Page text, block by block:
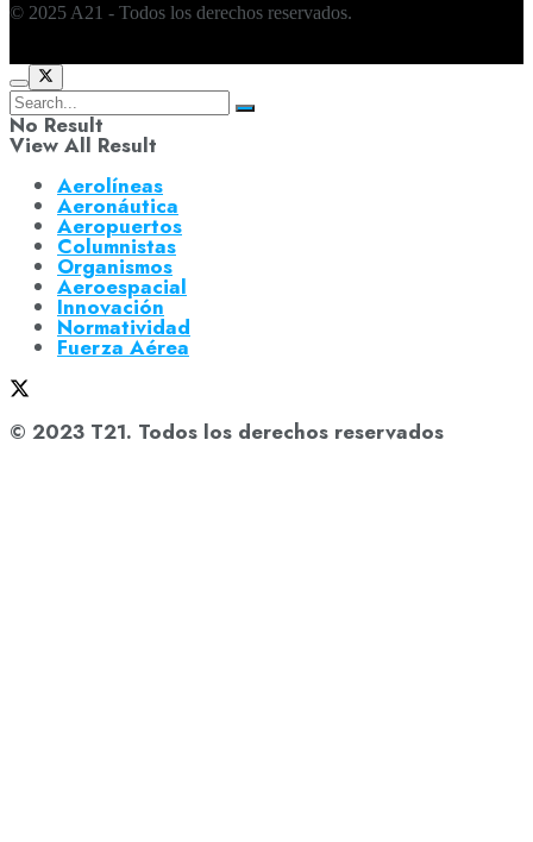
© 2025 A21 - Todos los derechos reservados.
No Result
View All Result
Aerolíneas
Aeronáutica
Aeropuertos
Columnistas
Organismos
Aeroespacial
Innovación
Normatividad
Fuerza Aérea
© 2023 T21. Todos los derechos reservados